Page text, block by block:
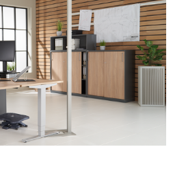
gerecycleerd
worden hergebruikt
milieu
& ontzorging van elektrische
direct, indirect
aluminium
staal
ja
1950
LED permanent geïnstalleerd
stalamp